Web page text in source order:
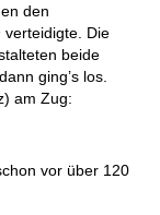
den
verteidigte. Die
beide
ging’s los.
am Zug:
vor über 120